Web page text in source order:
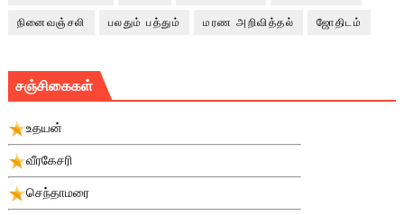
நினைவஞ்சலி பலதும் பத்தும் மரண அறிவித்தல் ஜோதிடம்
சஞ்சிகைகள்
உதயன்
வீரகேசரி
செந்தாமரை